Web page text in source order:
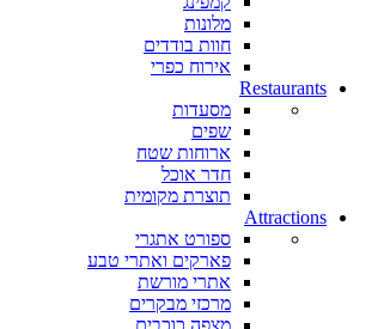
מלונות
חוות בודדים
אירוח כפרי
Restaurants
מסעדות
שפים
ארוחות שטח
חדר אוכל
תוצרת מקומית
Attractions
ספורט אתגרי
פארקים ואתרי טבע
אתרי מורשת
מרכזי מבקרים
מצפה כוכבים